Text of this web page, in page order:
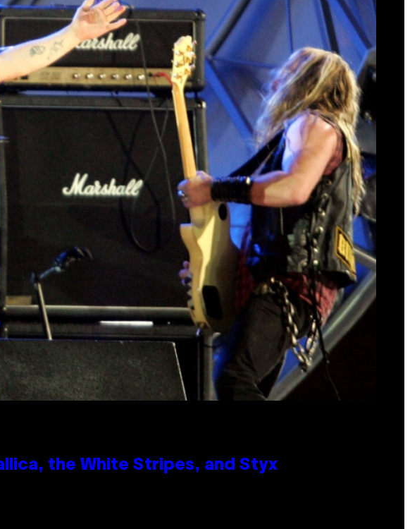
the White Stripes, and Styx